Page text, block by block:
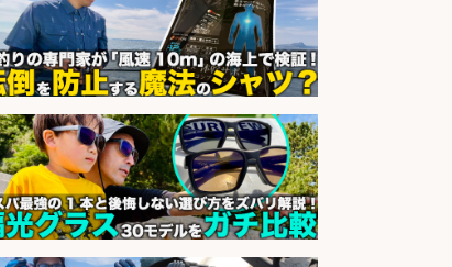
フィッシング用品の「製品開発設
計」
会社名 メガバス株式会社
sponsored by 求人ボックス
8月開始/釣り具メーカーでの営業ア
シスタントのお仕事/残業なし/即日
勤務可/営業事務/軽作業